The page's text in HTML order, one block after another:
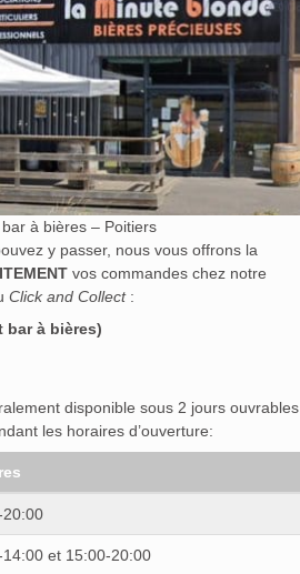
à bières – Poitiers
y passer, nous vous offrons la
vos commandes chez notre
Click and Collect:
bar à bières)
disponible sous 2 jours ouvrables
les horaires d’ouverture:
20:00
14:00 et 15:00-20:00